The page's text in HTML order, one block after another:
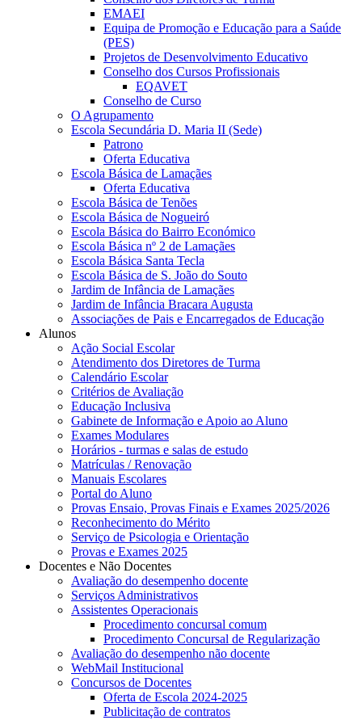
EMAEI
Equipa de Promoção e Educação para a Saúde
(PES)
Projetos de Desenvolvimento Educativo
Conselho dos Cursos Profissionais
EQAVET
Conselho de Curso
O Agrupamento
Escola Secundária D. Maria II (Sede)
Patrono
Oferta Educativa
Escola Básica de Lamaçães
Oferta Educativa
Escola Básica de Tenões
Escola Básica de Nogueiró
Escola Básica do Bairro Económico
Escola Básica nº 2 de Lamaçães
Escola Básica Santa Tecla
Escola Básica de S. João do Souto
Jardim de Infância de Lamaçães
Jardim de Infância Bracara Augusta
Associações de Pais e Encarregados de Educação
Alunos
Ação Social Escolar
Atendimento dos Diretores de Turma
Calendário Escolar
Critérios de Avaliação
Educação Inclusiva
Gabinete de Informação e Apoio ao Aluno
Exames Modulares
Horários - turmas e salas de estudo
Matrículas / Renovação
Manuais Escolares
Portal do Aluno
Provas Ensaio, Provas Finais e Exames 2025/2026
Reconhecimento do Mérito
Serviço de Psicologia e Orientação
Provas e Exames 2025
Docentes e Não Docentes
Avaliação do desempenho docente
Serviços Administrativos
Assistentes Operacionais
Procedimento concursal comum
Procedimento Concursal de Regularização
Avaliação do desempenho não docente
WebMail Institucional
Concursos de Docentes
Oferta de Escola 2024-2025
Publicitação de contratos